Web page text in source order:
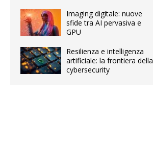
Imaging digitale: nuove
sfide tra AI pervasiva e
GPU
Resilienza e intelligenza
artificiale: la frontiera della
cybersecurity